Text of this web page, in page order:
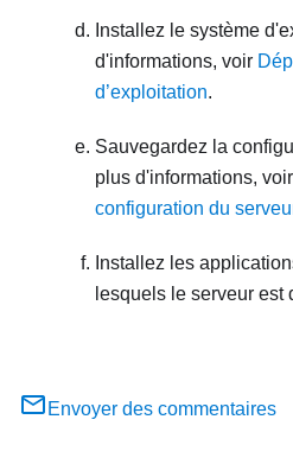
Installez le système
d'informations, voir
d’exploitation.
Sauvegardez la
plus d'informations, voir
configuration du
Installez les
lesquels le serveur est
Envoyer des commentaires